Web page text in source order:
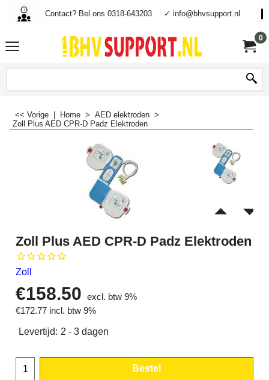
Contact? Bel ons 0318-643203 ✓ info@bhvsupport.nl
0
<< Vorige Home > AED elektroden >
Zoll Plus AED CPR-D Padz Elektroden
Zoll Plus AED CPR-D Padz Elektroden
Zoll
€158.50
excl. btw 9%
€172.77 incl. btw 9%
Levertijd: 2 - 3 dagen
Bestel